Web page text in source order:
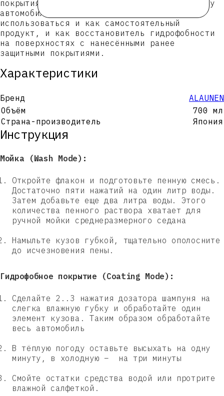
покрытиями, но бережно подчёркивает красоту
автомобиля. Этот шампунь может
использоваться и как самостоятельный
продукт, и как восстановитель гидрофобности
на поверхностях с нанесёнными ранее
защитными покрытиями.
Характеристики
Бренд
ALAUNEN
Объём
700 мл
Страна-производитель
Япония
Инструкция
Мойка (Wash Mode):
Откройте флакон и подготовьте пенную смесь.
Достаточно пяти нажатий на один литр воды.
Затем добавьте еще два литра воды. Этого
количества пенного раствора хватает для
ручной мойки среднеразмерного седана
Намыльте кузов губкой, тщательно ополосните
до исчезновения пены.
Гидрофобное покрытие (Coating Mode):
Сделайте 2..3 нажатия дозатора шампуня на
слегка влажную губку и обработайте один
элемент кузова. Таким образом обработайте
весь автомобиль
В тёплую погоду оставьте высыхать на одну
минуту, в холодную – на три минуты
Смойте остатки средства водой или протрите
влажной салфеткой.